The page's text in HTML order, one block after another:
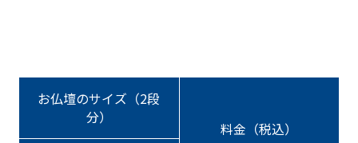
お仏壇のサイズ（2段
分）
料金（税込）